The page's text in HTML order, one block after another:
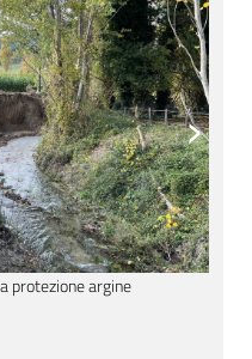
protezione argine
›